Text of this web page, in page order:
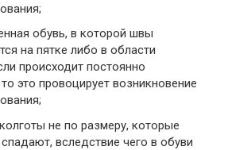
обувь, в которой швы
на пятке либо в области
происходит постоянно
это провоцирует возникновение
не по размеру, которые
вследствие чего в обуви